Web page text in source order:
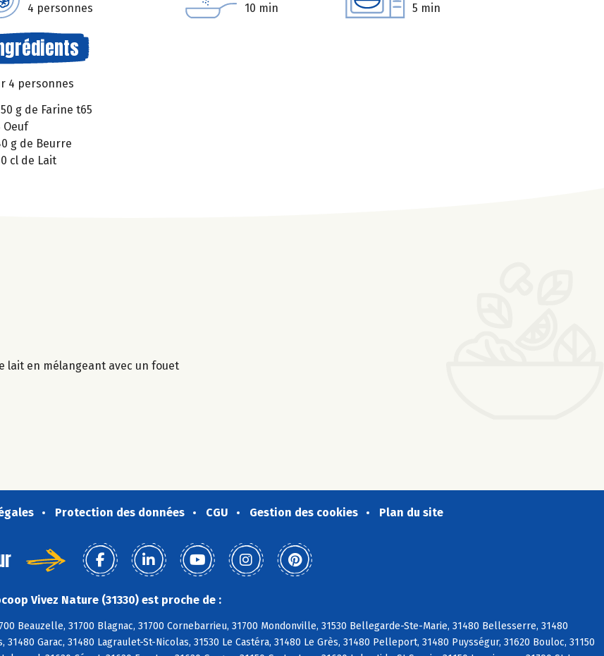
4 personnes 10 min 5 min
4 personnes
g de Farine t65
Oeuf
g de Beurre
cl de Lait
en mélangeant avec un fouet
Protection des données CGU Gestion des cookies Plan du site
Vivez Nature (31330) est proche de :
Beauzelle, 31700 Blagnac, 31700 Cornebarrieu, 31700 Mondonville, 31530 Bellegarde-Ste-Marie, 31480 Bellesserre, 31480
31480 Garac, 31480 Lagraulet-St-Nicolas, 31530 Le Castéra, 31480 Le Grès, 31480 Pelleport, 31480 Puysségur, 31620 Bouloc, 31150